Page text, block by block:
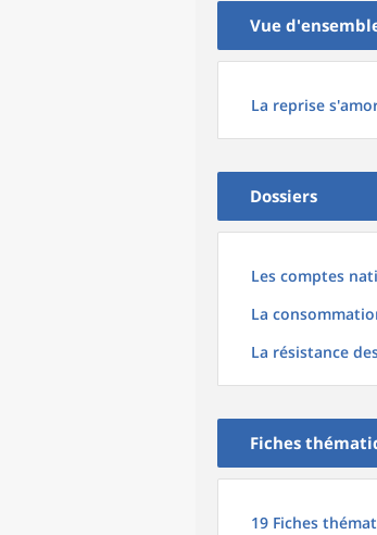
Vue
La reprise
Dossiers
Les comptes
La
La résistance
Fiches
19 Fiches